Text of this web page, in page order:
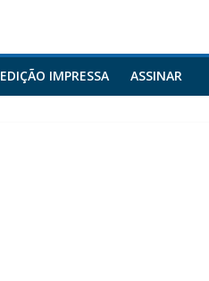
EDIÇÃO IMPRESSA ASSINAR